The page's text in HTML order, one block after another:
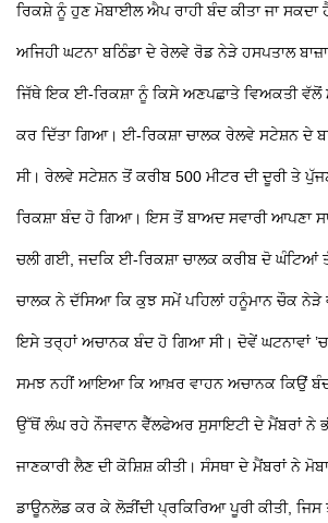
ਰਿਕਸ਼ੇ ਨੂੰ ਹੁਣ ਮੋਬਾਈਲ ਐਪ ਰਾਹੀ ਬੰਦ ਕੀਤਾ ਜਾ ਸਕਦਾ
ਅਜਿਹੀ ਘਟਨਾ ਬਠਿੰਡਾ ਦੇ ਰੇਲਵੇ ਰੋਡ ਨੇੜੇ ਹਸਪਤਾਲ
ਜਿੱਥੇ ਇਕ ਈ-ਰਿਕਸ਼ਾ ਨੂੰ ਕਿਸੇ ਅਣਪਛਾਤੇ ਵਿਅਕਤੀ ਵੱਲੋਂ
ਕਰ ਦਿੱਤਾ ਗਿਆ। ਈ-ਰਿਕਸ਼ਾ ਚਾਲਕ ਰੇਲਵੇ ਸਟੇਸ਼ਨ ਦੇ
ਸੀ। ਰੇਲਵੇ ਸਟੇਸ਼ਨ ਤੋਂ ਕਰੀਬ 500 ਮੀਟਰ ਦੀ ਦੂਰੀਤੇ
ਰਿਕਸ਼ਾ ਬੰਦ ਹੋ ਗਿਆ। ਇਸ ਤੋਂ ਬਾਅਦ ਸਵਾਰੀ ਆਪਣਾ
ਚਲੀ ਗਈ, ਜਦਕਿ ਈ-ਰਿਕਸ਼ਾ ਚਾਲਕ ਕਰੀਬ ਦੋ ਘੰਟਿਆਂ
ਚਾਲਕ ਨੇ ਦੱਸਿਆ ਕਿ ਕੁਝ ਸਮੇਂ ਪਹਿਲਾਂ ਹਨੂੰਮਾਨ ਚੌਕ
ਇਸੇ ਤਰ੍ਹਾਂ ਅਚਾਨਕ ਬੰਦ ਹੋ ਗਿਆ ਸੀ। ਦੋਵੇਂ ਘਟਨਾਵਾਂ
ਸਮਝ ਨਹੀਂ ਆਇਆ ਕਿ ਆਖ਼ਰ ਵਾਹਨ ਅਚਾਨਕ ਕਿਉਂ
ਉੱਥੋਂ ਲੰਘ ਰਹੇ ਨੌਜਵਾਨ ਵੈੱਲਫੇਅਰ ਸੁਸਾਇਟੀ ਦੇ ਮੈਂਬਰਾਂ ਨੇ
ਜਾਣਕਾਰੀ ਲੈਣ ਦੀ ਕੋਸ਼ਿਸ਼ ਕੀਤੀ। ਸੰਸਥਾ ਦੇ ਮੈਂਬਰਾਂ ਨੇ
ਡਾਊਨਲੋਡ ਕਰ ਕੇ ਲੋੜੀਂਦੀ ਪ੍ਰਕਿਰਿਆ ਪੂਰੀ ਕੀਤੀ,